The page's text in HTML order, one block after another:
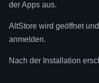
der Apps aus.
AltStore wird geöffnet
anmelden.
Nach der Installation